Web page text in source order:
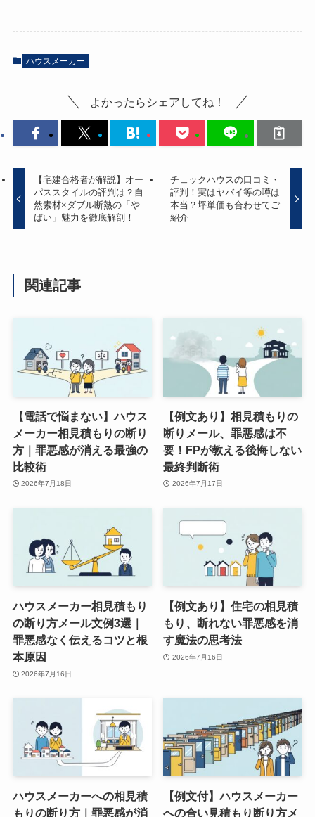
ハウスメーカー
よかったらシェアしてね！
【宅建合格者が解説】オー
パススタイルの評判は？自
然素材×ダブル断熱の「や
ばい」魅力を徹底解剖！
チェックハウスの口コミ・
評判！実はヤバイ等の噂は
本当？坪単価も合わせてご
紹介
関連記事
【電話で悩まない】ハウス
メーカー相見積もりの断り
方｜罪悪感が消える最強の
比較術
2026年7月18日
【例文あり】相見積もりの
断りメール、罪悪感は不
要！FPが教える後悔しない
最終判断術
2026年7月17日
ハウスメーカー相見積もり
の断り方メール文例3選｜
罪悪感なく伝えるコツと根
本原因
2026年7月16日
【例文あり】住宅の相見積
もり、断れない罪悪感を消
す魔法の思考法
2026年7月16日
ハウスメーカーへの相見積
もりの断り方｜罪悪感が消
【例文付】ハウスメーカー
への合い見積もり断り方メ